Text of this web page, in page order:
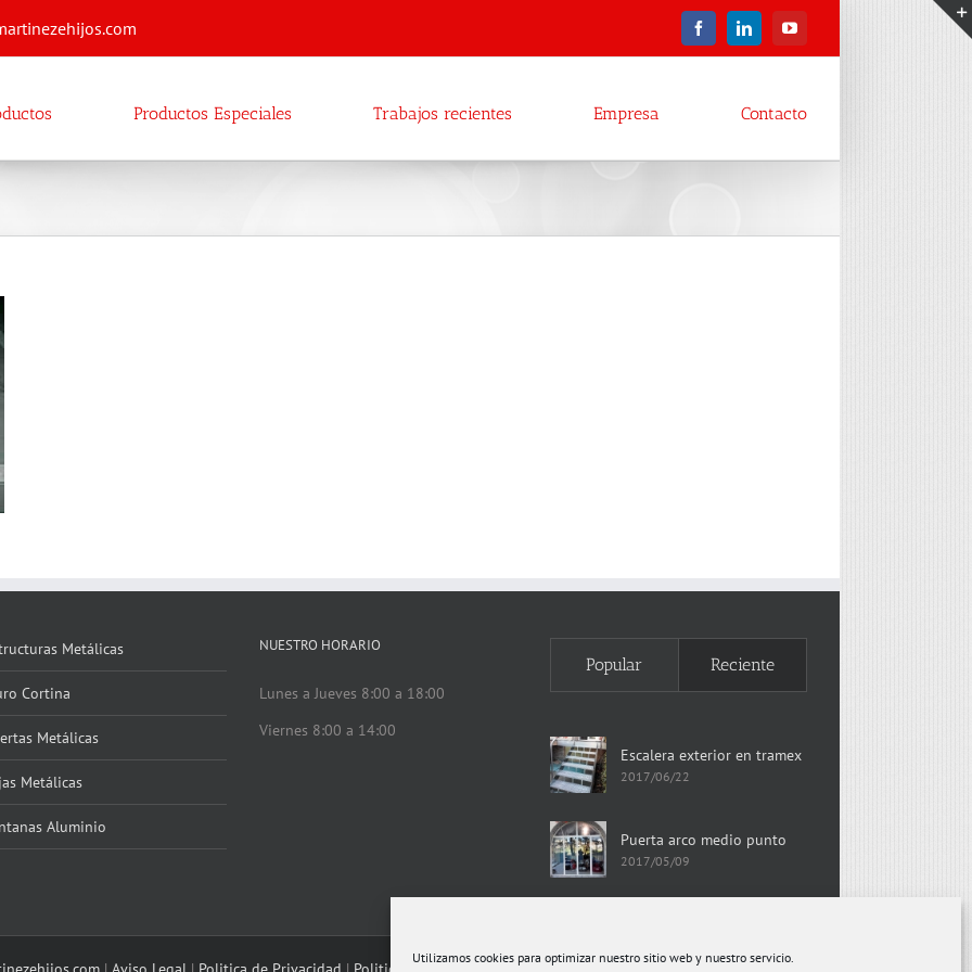
Utilizamos cookies para optimizar nuestro sitio web y nuestro servicio.
FacebookLinkedInYouTube
Productos Especiales Trabajos recientes Empresa Contacto
Metálicas
Cortina
Metálicas
Metálicas
Aluminio
NUESTRO HORARIO
Lunes a Jueves 8:00 a 18:00
Viernes 8:00 a 14:00
Popular Reciente
Escalera exterior en tramex
2017/06/22
Puerta arco medio punto
2017/05/09